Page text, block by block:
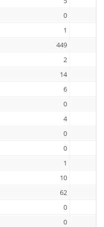
0
1
449
2
14
6
0
4
0
0
1
10
62
0
0